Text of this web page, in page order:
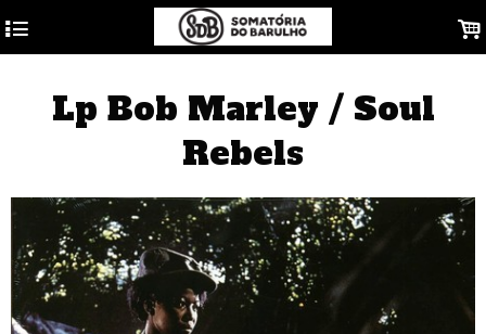
4 .
Lp Bob Marley / Soul
Rebels